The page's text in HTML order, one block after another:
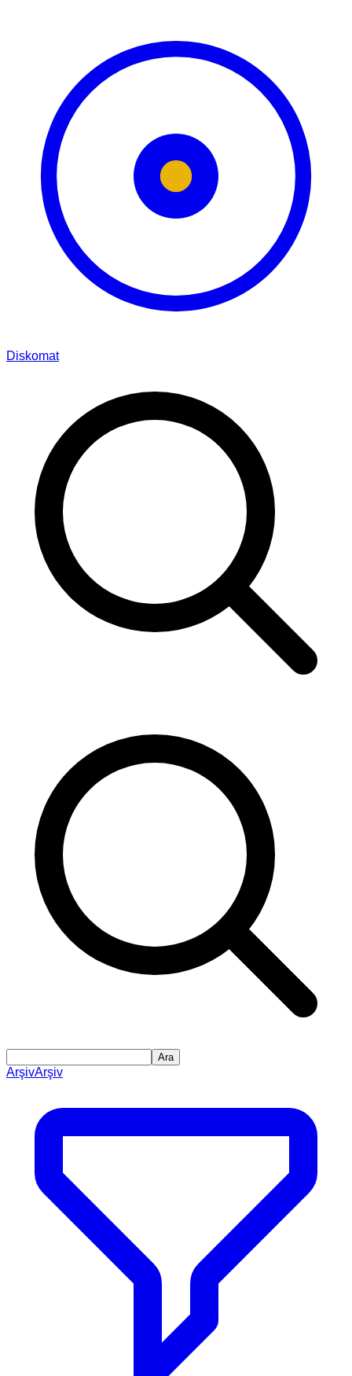
Diskomat
Ara
ArşivArşiv